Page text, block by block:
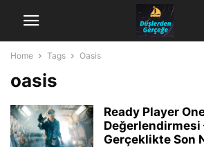
Home Tags Oasis
oasis
Ready Player
Değerlendirmesi
Gerçeklikte Son